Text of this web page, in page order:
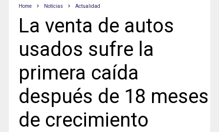
Home Noticias Actualidad
La venta de autos
usados sufre la
primera caída
después de 18 meses
de crecimiento